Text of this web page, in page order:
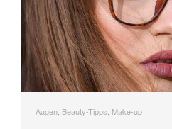
Augen, Beauty-Tipps, Make-up